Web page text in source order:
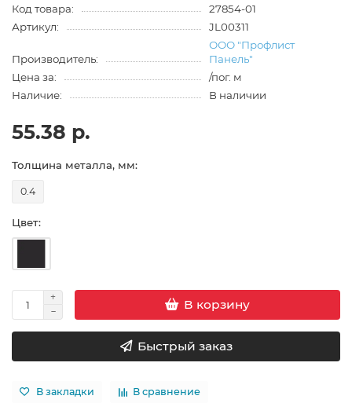
Код товара:
27854-01
Артикул:
JL00311
Производитель:
ООО "Профлист
Панель"
Цена за:
/пог. м
Наличие:
В наличии
55.38 р.
Толщина металла, мм:
0.4
Цвет:
В корзину
Быстрый заказ
В закладки В сравнение